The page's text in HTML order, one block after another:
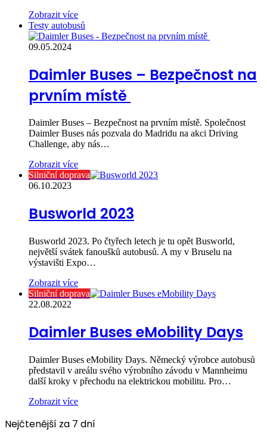
Zobrazit více
Testy autobusů
09.05.2024
Daimler Buses – Bezpečnost na
prvním místě
Daimler Buses – Bezpečnost na prvním místě. Společnost
Daimler Buses nás pozvala do Madridu na akci Driving
Challenge, aby nás…
Zobrazit více
Silniční doprava
06.10.2023
Busworld 2023
Busworld 2023. Po čtyřech letech je tu opět Busworld,
největší svátek fanoušků autobusů. A my v Bruselu na
výstavišti Expo…
Zobrazit více
Silniční doprava
22.08.2022
Daimler Buses eMobility Days
Daimler Buses eMobility Days. Německý výrobce autobusů
představil v areálu svého výrobního závodu v Mannheimu
další kroky v přechodu na elektrickou mobilitu. Pro…
Zobrazit více
Nejčtenější za 7 dní